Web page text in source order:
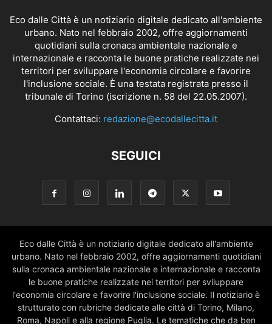
Eco dalle Città è un notiziario digitale dedicato all'ambiente
urbano. Nato nel febbraio 2002, offre aggiornamenti
quotidiani sulla cronaca ambientale nazionale e
internazionale e racconta le buone pratiche realizzate nei
territori per sviluppare l'economia circolare e favorire
l'inclusione sociale. È una testata registrata presso il
tribunale di Torino (iscrizione n. 58 del 22.05.2007).
Contattaci: redazione@ecodallecitta.it
SEGUICI
Eco dalle Città è un notiziario digitale dedicato all'ambiente
urbano. Nato nel febbraio 2002, offre aggiornamenti quotidiani
sulla cronaca ambientale nazionale e internazionale e racconta
le buone pratiche realizzate nei territori per sviluppare
l'economia circolare e favorire l'inclusione sociale. Il notiziario è
strutturato con rubriche dedicate alle città di Torino, Milano,
Roma, Napoli e alla regione Puglia. Le tematiche che da ben